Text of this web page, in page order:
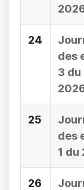
24
des
3
25
des
1
26